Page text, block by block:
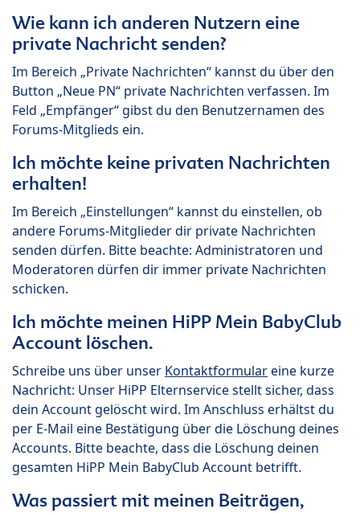
Wie kann ich anderen Nutzern eine
private Nachricht senden?
Im Bereich „Private Nachrichten“ kannst du über den
Button „Neue PN“ private Nachrichten verfassen. Im
Feld „Empfänger“ gibst du den Benutzernamen des
Forums-Mitglieds ein.
Ich möchte keine privaten Nachrichten
erhalten!
Im Bereich „Einstellungen“ kannst du einstellen, ob
andere Forums-Mitglieder dir private Nachrichten
senden dürfen. Bitte beachte: Administratoren und
Moderatoren dürfen dir immer private Nachrichten
schicken.
Ich möchte meinen HiPP Mein BabyClub
Account löschen.
Schreibe uns über unser Kontaktformulareine kurze
Nachricht: Unser HiPP Elternservice stellt sicher, dass
dein Account gelöscht wird. Im Anschluss erhältst du
per E-Mail eine Bestätigung über die Löschung deines
Accounts. Bitte beachte, dass die Löschung deinen
gesamten HiPP Mein BabyClub Account betrifft.
Was passiert mit meinen Beiträgen,